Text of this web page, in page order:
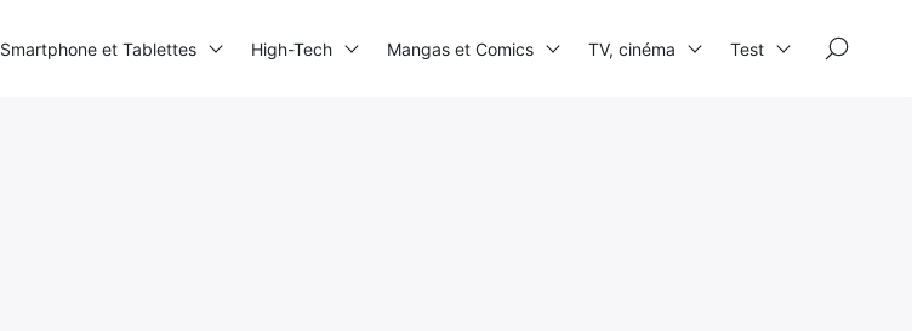
Smartphone et Tablettes High-Tech Mangas et Comics TV, cinéma Test